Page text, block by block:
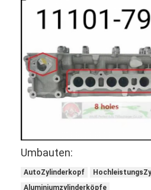
Umbauten:
AutoZylinderkopf
Aluminiumzylinderköpfe